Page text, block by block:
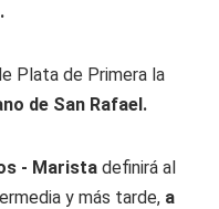
Plata de Primera la
de San Rafael.
- Marista definirá al
y más tarde, a